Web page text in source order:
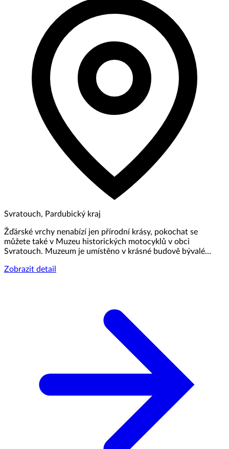
Svratouch, Pardubický kraj
Žďárské vrchy nenabízí jen přírodní krásy, pokochat se
můžete také v Muzeu historických motocyklů v obci
Svratouch. Muzeum je umístěno v krásné budově bývalé…
Zobrazit detail